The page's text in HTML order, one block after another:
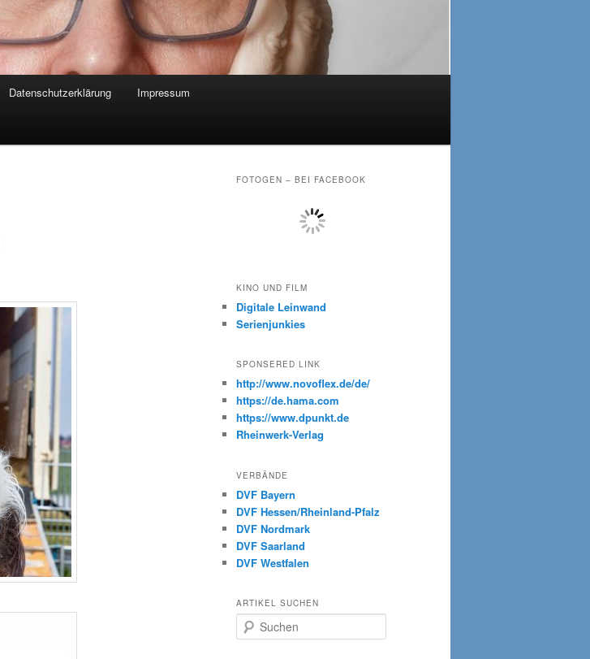
Datenschutzerklärung Impressum
FOTOGEN – BEI FACEBOOK
KINO UND FILM
Digitale Leinwand
Serienjunkies
SPONSERED LINK
http://www.novoflex.de/de/
https://de.hama.com
https://www.dpunkt.de
Rheinwerk-Verlag
VERBÄNDE
DVF Bayern
DVF Hessen/Rheinland-Pfalz
DVF Nordmark
DVF Saarland
DVF Westfalen
ARTIKEL SUCHEN
u